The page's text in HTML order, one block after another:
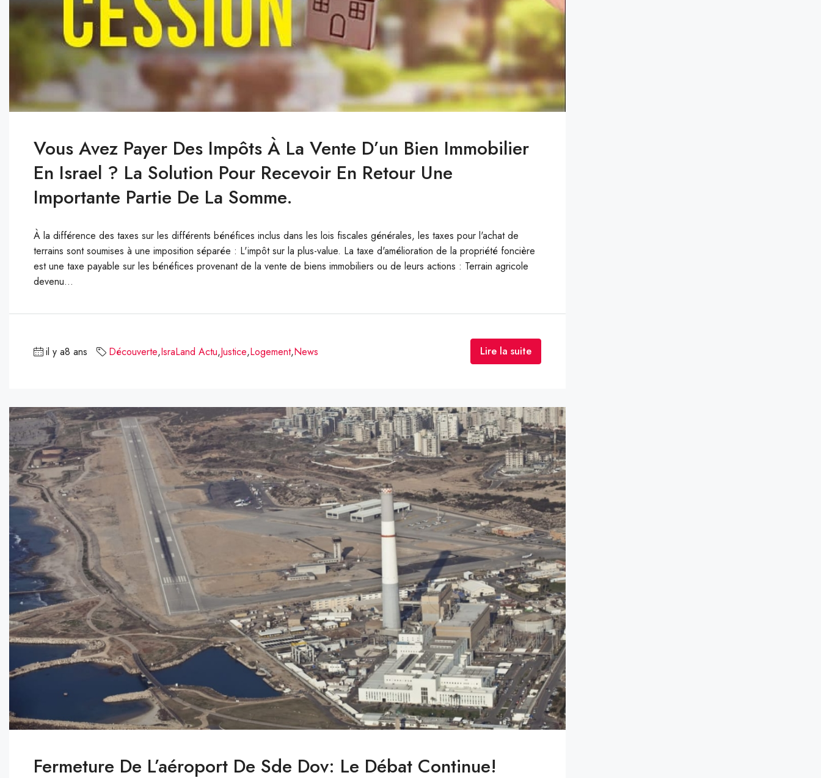
Vous Avez Payer Des Impôts À La Vente D’un Bien Immobilier
En Israel ? La Solution Pour Recevoir En Retour Une
Importante Partie De La Somme.
À la différence des taxes sur les différents bénéfices inclus dans les lois fiscales générales, les taxes pour l'achat de
terrains sont soumises à une imposition séparée : L'impôt sur la plus-value. La taxe d'amélioration de la propriété foncière
est une taxe payable sur les bénéfices provenant de la vente de biens immobiliers ou de leurs actions : Terrain agricole
devenu...
il y a8 ans Découverte,IsraLand Actu,Justice,Logement,News Lire la suite
Fermeture De L’aéroport De Sde Dov: Le Débat Continue!